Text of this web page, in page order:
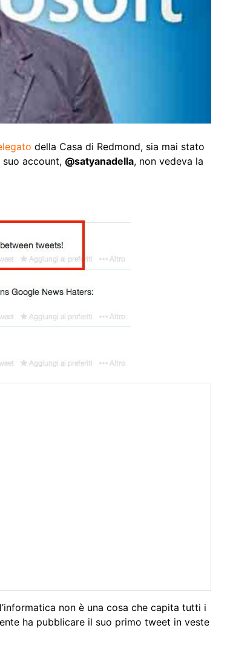
della Casa di Redmond, sia mai stato
suo account, @satyanadella, non vedeva la
non è una cosa che capita tutti i
ha pubblicare il suo primo tweet in veste